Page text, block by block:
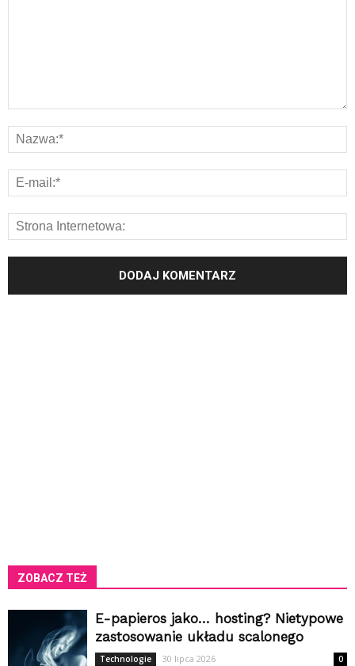
ZOBACZ TEŻ
E-papieros jako… hosting? Nietypowe
zastosowanie układu scalonego
Technologie 30 lipca 2026 0